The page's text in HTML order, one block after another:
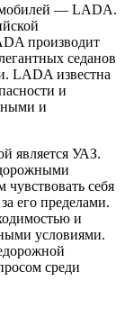
— LADA.
производит
седанов
LADA известна
и
и
является УАЗ.
себя
его пределами.
и
условиями.
среди